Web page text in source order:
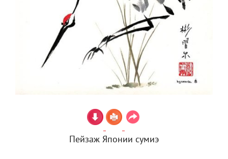
Пейзаж Японии сумиэ